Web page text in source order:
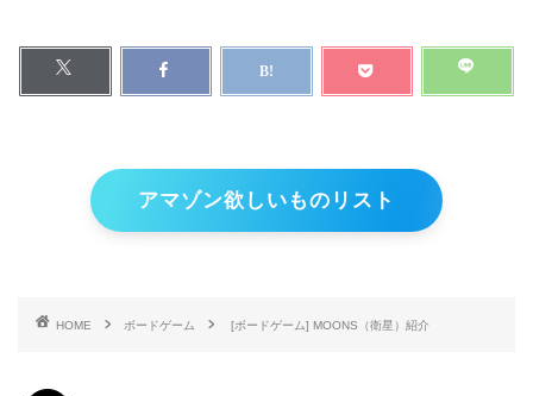
アマゾン欲しいものリスト
HOME ボードゲーム [ボードゲーム] MOONS（衛星）紹介